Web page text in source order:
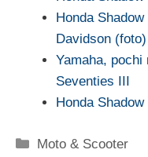
Honda
Davidson (foto)
Yamaha,
Seventies III
Honda
Categorie
Moto & Scooter